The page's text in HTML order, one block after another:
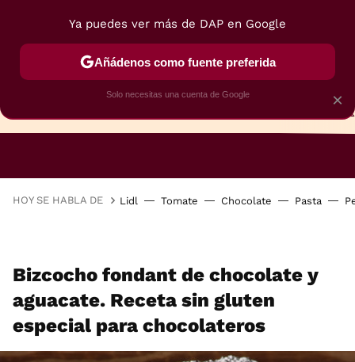
HOY SE HABLA DE Lidl Tomate Chocolate Pasta
Bizcocho fondant de chocolate y
aguacate. Receta sin gluten
especial para chocolateros
×
Ya puedes ver más de DAP en Google
Añádenos como fuente preferida
Solo necesitas una cuenta de Google